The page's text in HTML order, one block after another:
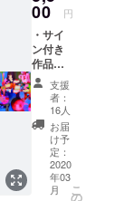
展覧会
で展示
したも
のにな
りま
す。そ
のまま
ピンで
とめて
飾って
も、写
真立て
などに
入れて
00 円
・サイ
ン付き
作品集
A4サイ
ズ、80
ページ
程度、
フルカ
ラー 伊
藤彩の
これま
での代
支援
者：
16人
お届
け予
定：
2020
年03
月
こ
の